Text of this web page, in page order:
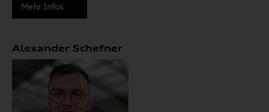
Mehr Infos
Alexander Schefner